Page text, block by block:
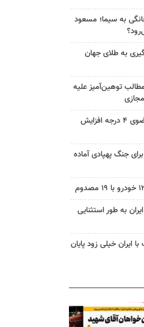
به سیما؛ مسعود
به طلای جهان
توهین‌آمیز علیه
دمای هوا در خراسان رضوی ۴ درجه افزایش
جنگ پهپادی آماده
به طور استثنایی
ایران خیلی زود پایان